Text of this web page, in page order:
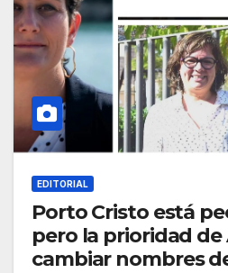
EDITORIAL
Porto Cristo está
pero la prioridad de
cambiar nombres